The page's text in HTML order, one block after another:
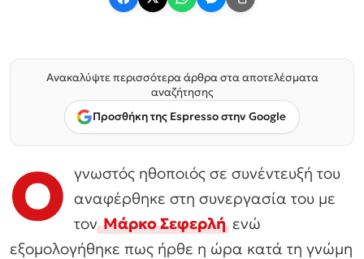
Ανακαλύψτε περισσότερα άρθρα στα αποτελέσματα
αναζήτησης
Προσθήκη της Espresso στην Google
Ο γνωστός ηθοποιός σε συνέντευξή του
αναφέρθηκε στη συνεργασία του με
τονΜάρκο Σεφερλήενώ
εξομολογήθηκε πως ήρθε η ώρα κατά τη γνώμη